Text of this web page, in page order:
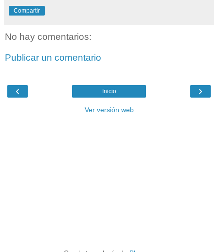
Compartir
No hay comentarios:
Publicar un comentario
‹ ›
Inicio
Ver versión web